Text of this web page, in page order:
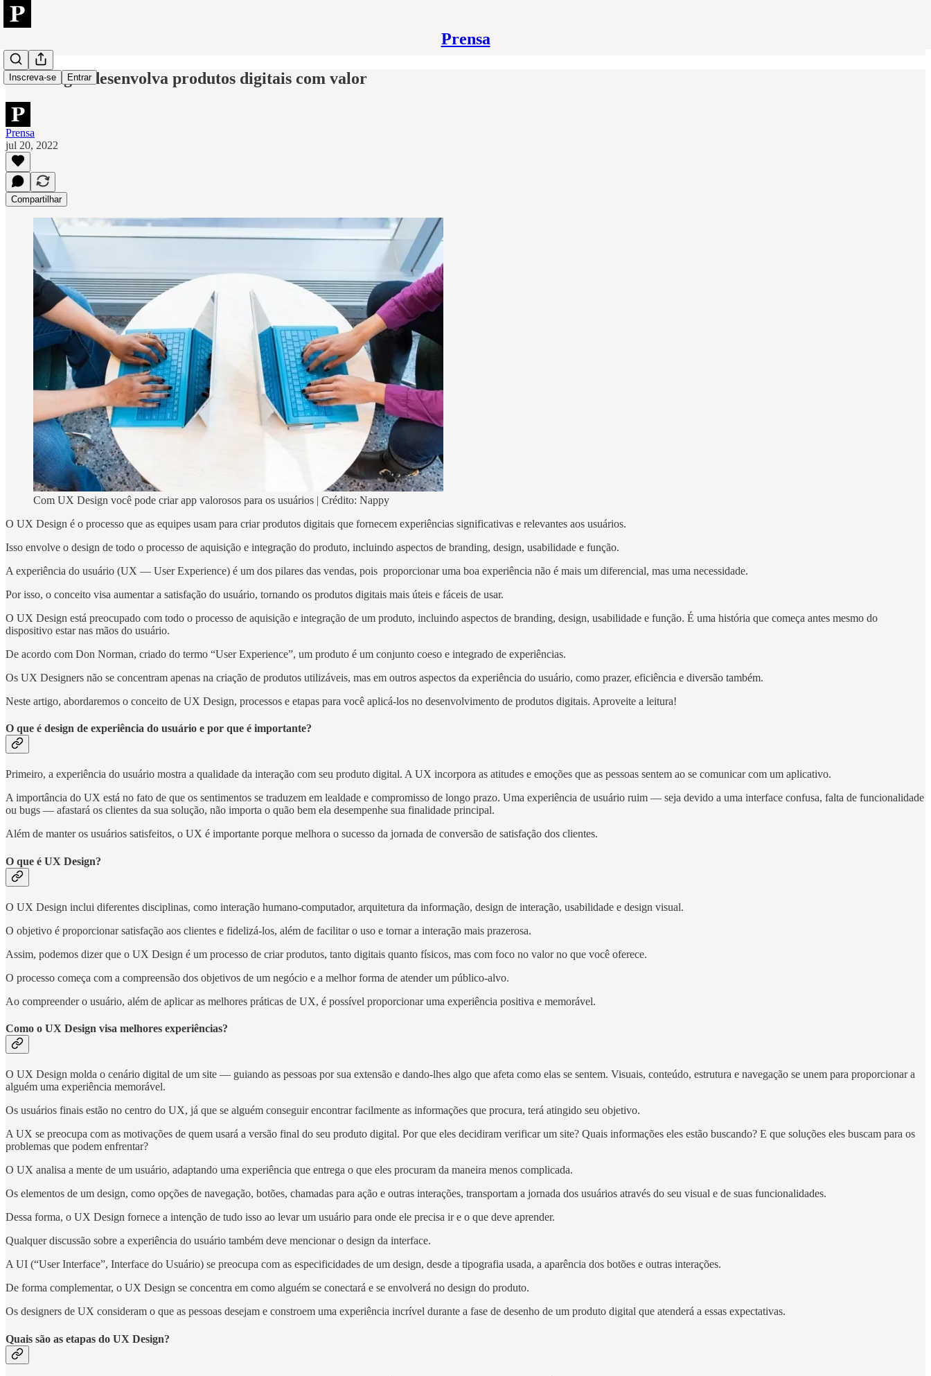
Prensa
Inscreva-se Entrar
UX Design: desenvolva produtos digitais com valor
Prensa
jul 20, 2022
Compartilhar
Com UX Design você pode criar app valorosos para os usuários | Crédito: Nappy
O UX Design é o processo que as equipes usam para criar produtos digitais que fornecem experiências significativas e relevantes aos usuários.
Isso envolve o design de todo o processo de aquisição e integração do produto, incluindo aspectos de branding, design, usabilidade e função.
A experiência do usuário (UX — User Experience) é um dos pilares das vendas, pois proporcionar uma boa experiência não é mais um diferencial, mas uma necessidade.
Por isso, o conceito visa aumentar a satisfação do usuário, tornando os produtos digitais mais úteis e fáceis de usar.
O UX Design está preocupado com todo o processo de aquisição e integração de um produto, incluindo aspectos de branding, design, usabilidade e função. É uma história que começa antes mesmo do
dispositivo estar nas mãos do usuário.
De acordo com Don Norman, criado do termo “User Experience”, um produto é um conjunto coeso e integrado de experiências.
Os UX Designers não se concentram apenas na criação de produtos utilizáveis, mas em outros aspectos da experiência do usuário, como prazer, eficiência e diversão também.
Neste artigo, abordaremos o conceito de UX Design, processos e etapas para você aplicá-los no desenvolvimento de produtos digitais. Aproveite a leitura!
O que é design de experiência do usuário e por que é importante?
Primeiro, a experiência do usuário mostra a qualidade da interação com seu produto digital. A UX incorpora as atitudes e emoções que as pessoas sentem ao se comunicar com um aplicativo.
A importância do UX está no fato de que os sentimentos se traduzem em lealdade e compromisso de longo prazo. Uma experiência de usuário ruim — seja devido a uma interface confusa, falta de funcionalidade
ou bugs — afastará os clientes da sua solução, não importa o quão bem ela desempenhe sua finalidade principal.
Além de manter os usuários satisfeitos, o UX é importante porque melhora o sucesso da jornada de conversão de satisfação dos clientes.
O que é UX Design?
O UX Design inclui diferentes disciplinas, como interação humano-computador, arquitetura da informação, design de interação, usabilidade e design visual.
O objetivo é proporcionar satisfação aos clientes e fidelizá-los, além de facilitar o uso e tornar a interação mais prazerosa.
Assim, podemos dizer que o UX Design é um processo de criar produtos, tanto digitais quanto físicos, mas com foco no valor no que você oferece.
O processo começa com a compreensão dos objetivos de um negócio e a melhor forma de atender um público-alvo.
Ao compreender o usuário, além de aplicar as melhores práticas de UX, é possível proporcionar uma experiência positiva e memorável.
Como o UX Design visa melhores experiências?
O UX Design molda o cenário digital de um site — guiando as pessoas por sua extensão e dando-lhes algo que afeta como elas se sentem. Visuais, conteúdo, estrutura e navegação se unem para proporcionar a
alguém uma experiência memorável.
Os usuários finais estão no centro do UX, já que se alguém conseguir encontrar facilmente as informações que procura, terá atingido seu objetivo.
A UX se preocupa com as motivações de quem usará a versão final do seu produto digital. Por que eles decidiram verificar um site? Quais informações eles estão buscando? E que soluções eles buscam para os
problemas que podem enfrentar?
O UX analisa a mente de um usuário, adaptando uma experiência que entrega o que eles procuram da maneira menos complicada.
Os elementos de um design, como opções de navegação, botões, chamadas para ação e outras interações, transportam a jornada dos usuários através do seu visual e de suas funcionalidades.
Dessa forma, o UX Design fornece a intenção de tudo isso ao levar um usuário para onde ele precisa ir e o que deve aprender.
Qualquer discussão sobre a experiência do usuário também deve mencionar o design da interface.
A UI (“User Interface”, Interface do Usuário) se preocupa com as especificidades de um design, desde a tipografia usada, a aparência dos botões e outras interações.
De forma complementar, o UX Design se concentra em como alguém se conectará e se envolverá no design do produto.
Os designers de UX consideram o que as pessoas desejam e constroem uma experiência incrível durante a fase de desenho de um produto digital que atenderá a essas expectativas.
Quais são as etapas do UX Design?